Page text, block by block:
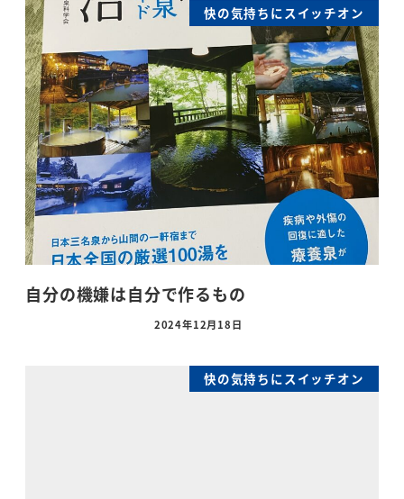
快の気持ちにスイッチオン
自分の機嫌は自分で作るもの
2024年12月18日
快の気持ちにスイッチオン